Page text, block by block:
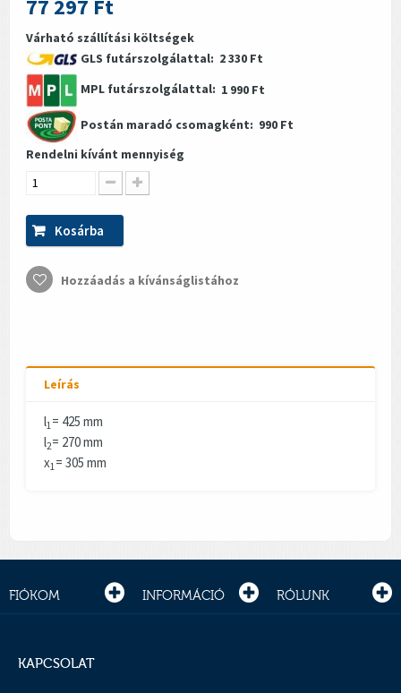
77 297 Ft
Várható szállítási költségek
GLS futárszolgálattal: 2 330 Ft
MPL futárszolgálattal: 1 990 Ft
Postán maradó csomagként: 990 Ft
Rendelni kívánt mennyiség
Kosárba
Hozzáadás a kívánságlistához
Leírás
l1 = 425 mm
l2= 270 mm
x1 = 305 mm
FIÓKOM INFORMÁCIÓ RÓLUNK
KAPCSOLAT